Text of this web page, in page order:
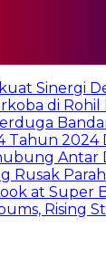
Sinergi
di
Tahun 2024
Antar
Rusak Parah
at Super
Rising